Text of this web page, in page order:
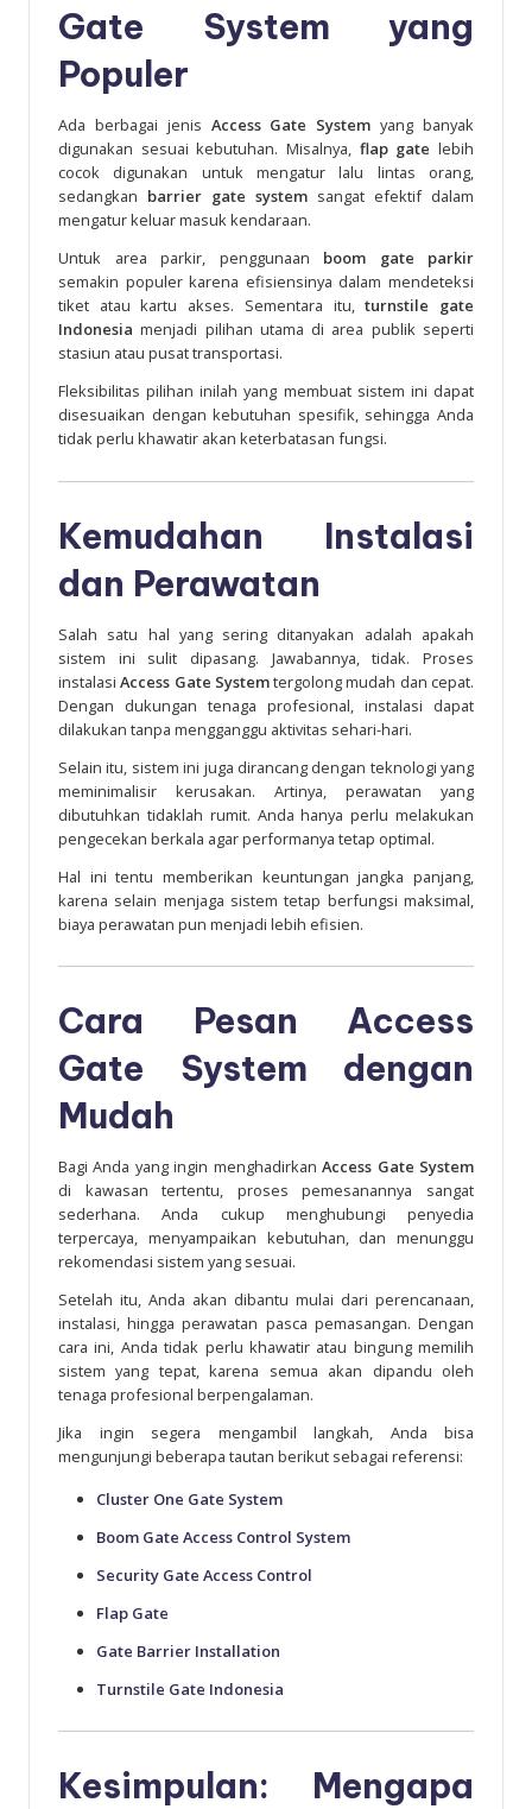
Gate System yang
Populer
Ada berbagai jenis Access Gate System yang banyak
digunakan sesuai kebutuhan. Misalnya, flap gate lebih
cocok digunakan untuk mengatur lalu lintas orang,
sedangkan barrier gate system sangat efektif dalam
mengatur keluar masuk kendaraan.
Untuk area parkir, penggunaan boom gate parkir
semakin populer karena efisiensinya dalam mendeteksi
tiket atau kartu akses. Sementara itu,turnstile gate
Indonesia menjadi pilihan utama di area publik seperti
stasiun atau pusat transportasi.
Fleksibilitas pilihan inilah yang membuat sistem ini dapat
disesuaikan dengan kebutuhan spesifik, sehingga Anda
tidak perlu khawatir akan keterbatasan fungsi.
Kemudahan Instalasi
dan Perawatan
Salah satu hal yang sering ditanyakan adalah apakah
sistem ini sulit dipasang. Jawabannya, tidak. Proses
instalasiAccess Gate Systemtergolong mudah dan cepat.
Dengan dukungan tenaga profesional, instalasi dapat
dilakukan tanpa mengganggu aktivitas sehari-hari.
Selain itu, sistem ini juga dirancang dengan teknologi yang
meminimalisir kerusakan. Artinya, perawatan yang
dibutuhkan tidaklah rumit. Anda hanya perlu melakukan
pengecekan berkala agar performanya tetap optimal.
Hal ini tentu memberikan keuntungan jangka panjang,
karena selain menjaga sistem tetap berfungsi maksimal,
biaya perawatan pun menjadi lebih efisien.
Cara Pesan Access
Gate System dengan
Mudah
Bagi Anda yang ingin menghadirkanAccess Gate System
di kawasan tertentu, proses pemesanannya sangat
sederhana. Anda cukup menghubungi penyedia
terpercaya, menyampaikan kebutuhan, dan menunggu
rekomendasi sistem yang sesuai.
Setelah itu, Anda akan dibantu mulai dari perencanaan,
instalasi, hingga perawatan pasca pemasangan. Dengan
cara ini, Anda tidak perlu khawatir atau bingung memilih
sistem yang tepat, karena semua akan dipandu oleh
tenaga profesional berpengalaman.
Jika ingin segera mengambil langkah, Anda bisa
mengunjungi beberapa tautan berikut sebagai referensi:
Cluster One Gate System
Boom Gate Access Control System
Security Gate Access Control
Flap Gate
Gate Barrier Installation
Turnstile Gate Indonesia
Kesimpulan: Mengapa